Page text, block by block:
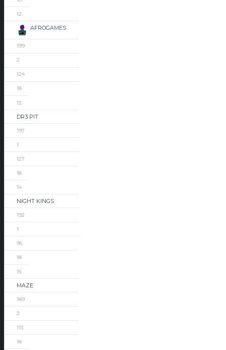
12
AFROGAMES
199
2
124
18
13
DR3 PIT
197
1
127
18
14
NIGHT KINGS
192
1
95
18
15
MAZE
189
2
113
18